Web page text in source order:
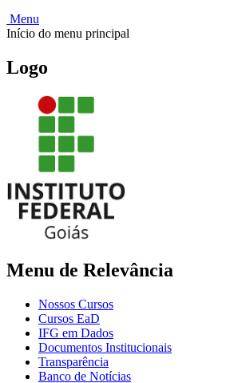
Menu
Início do menu principal
Logo
Menu de Relevância
Nossos Cursos
Cursos EaD
IFG em Dados
Documentos Institucionais
Transparência
Banco de Notícias